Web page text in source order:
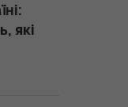
ось
які